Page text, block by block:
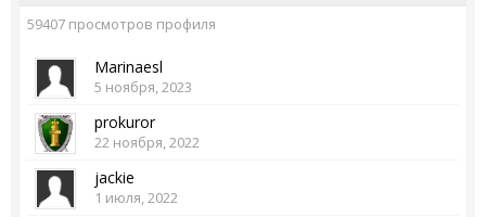
59407 просмотров профиля
Marinaesl
5 ноября, 2023
prokuror
22 ноября, 2022
jackie
1 июля, 2022